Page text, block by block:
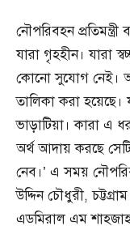
নৌপরিবহন
যারা গৃহহীন। যারা
কোনো সুযোগ নেই।
তালিকা করা
ভাড়াটিয়া। কারা এ
অর্থ আদায় করছে
নেব।’ এ সময়
উদ্দিন চৌধুরী,
এডমিরাল এম